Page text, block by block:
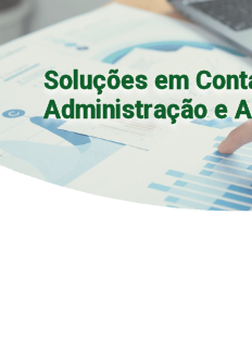
Soluções em
Administração e